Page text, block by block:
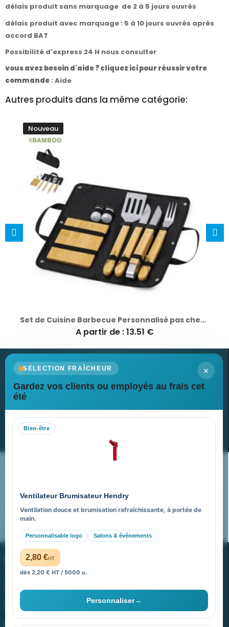
délais produit sans marquage de 2 à 5 jours ouvrés
délais produit avec marquage : 5 à 10 jours ouvrés après
accord BAT
Possibilité d'express 24 H nous consulter
vous avez besoin d'aide ? cliquez ici pour réussir votre
commande : Aide
Autres produits dans la même catégorie:
Nouveau
Set de Cuisine Barbecue Personnalisé pas cher Estrol
A partir de : 13.51 €
×
SÉLECTION FRAÎCHEUR
Gardez vos clients ou employés au frais cet
été
Bien-être
Ventilateur Brumisateur Hendry
Ventilation douce et brumisation rafraîchissante, à portée de
main.
Personnalisable logo Salons & événements
2,80 €HT
dès 2,20 € HT / 5000 u.
Personnaliser→
Newsletter
Recevez nos dernières nouvelles et nos offres spéciales
Nos expertises & accompagnement global
FAQ sur Promenoch Goodies Pub France
Pourquoi ça a marché à 100% pour moi ?
PROMENOCH GOODIES
40 rue Madeleine Michelis